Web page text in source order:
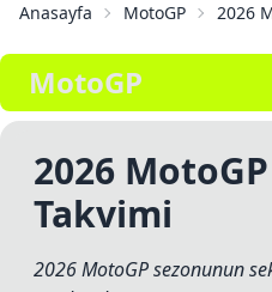
Anasayfa MotoGP 2026
MotoGP
2026
Takvimi
2026 MotoGP sezonunun